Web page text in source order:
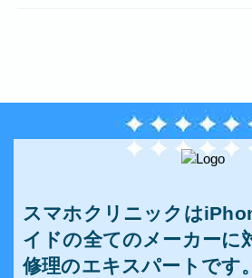
スマホクリニックは
イドの全てのメーカーに
修理のエキスパートです。